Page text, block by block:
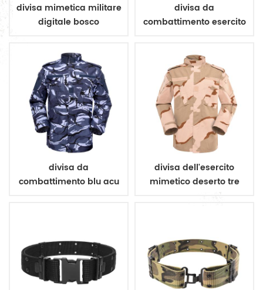
divisa mimetica militare
digitale bosco
divisa da
combattimento esercito
divisa da
combattimento blu acu
divisa dell'esercito
mimetico deserto tre